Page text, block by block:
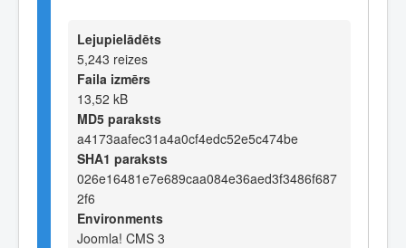
Lejupielādēts
5,243 reizes
Faila izmērs
13,52 kB
MD5 paraksts
a4173aafec31a4a0cf4edc52e5c474be
SHA1 paraksts
026e16481e7e689caa084e36aed3f3486f687
2f6
Environments
Joomla! CMS 3